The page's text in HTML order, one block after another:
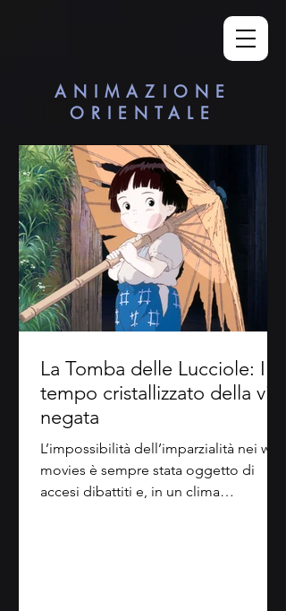
ANIMAZIONE
ORIENTALE
La Tomba delle Lucciole: Il
tempo cristallizzato della vita
negata
L’impossibilità dell’imparzialità nei war
movies è sempre stata oggetto di
accesi dibattiti e, in un clima